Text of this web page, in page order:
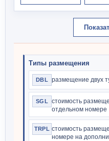
Типы размещения
DBL размещение двух
SGL
стоимость
отдельном номере
TRPL стоимость
номере на